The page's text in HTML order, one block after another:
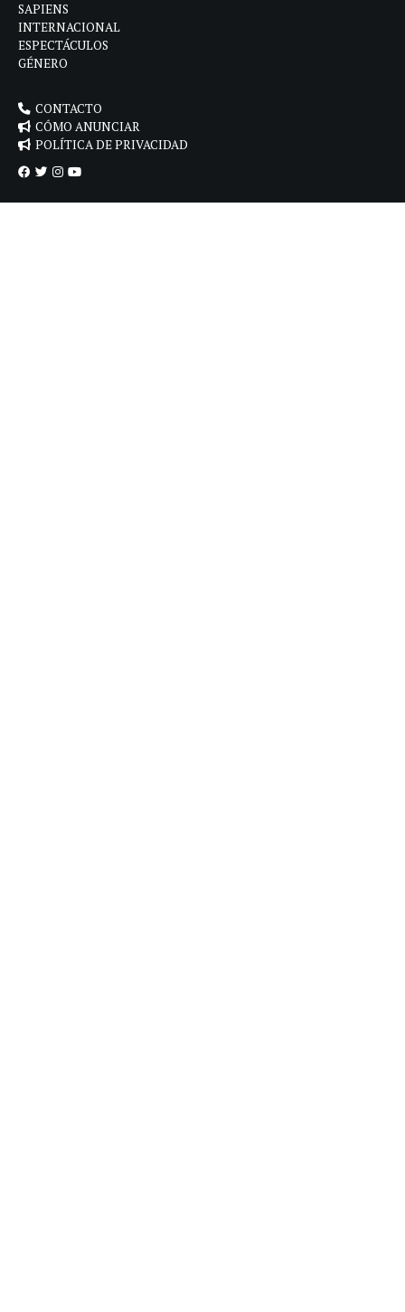
SAPIENS
INTERNACIONAL
ESPECTÁCULOS
GÉNERO
CONTACTO
CÓMO ANUNCIAR
POLÍTICA DE PRIVACIDAD